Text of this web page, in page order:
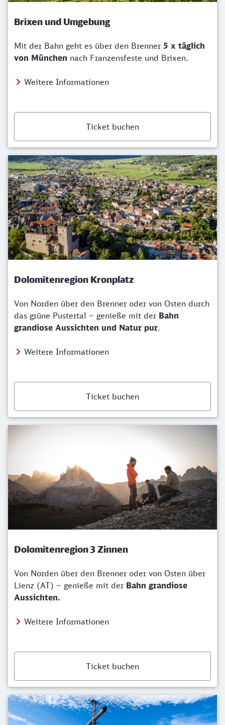
Brixen und Umgebung
Mit der Bahn geht es über den Brenner 5 x täglich
von München nach Franzensfeste und Brixen.
Weitere Informationen
Ticket buchen
Dolomitenregion Kronplatz
Von Norden über den Brenner oder von Osten durch
das grüne Pustertal – genieße mit der Bahn
grandiose Aussichten und Natur pur.
Weitere Informationen
Ticket buchen
Dolomitenregion 3 Zinnen
Von Norden über den Brenner oder von Osten über
Lienz (AT) – genieße mit der Bahn grandiose
Aussichten.
Weitere Informationen
Ticket buchen